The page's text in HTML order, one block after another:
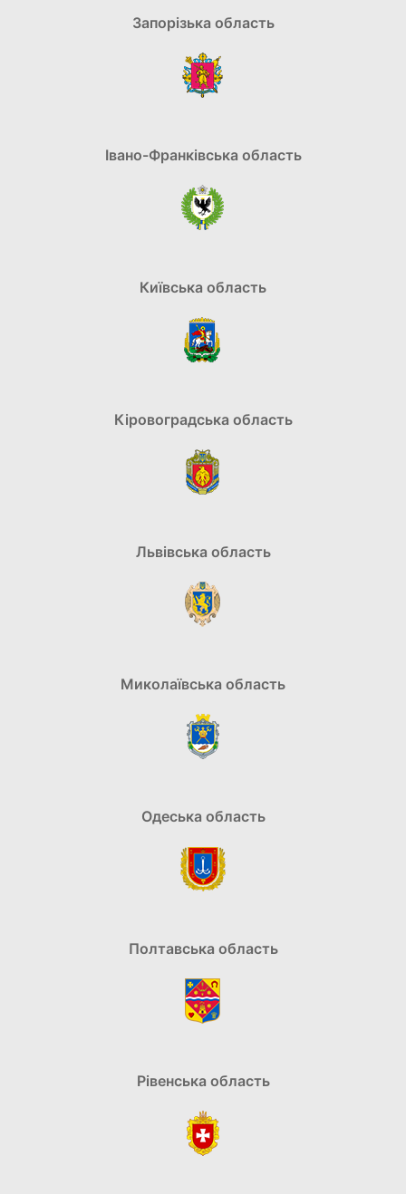
Запорізька область
Івано-Франківська область
Київська область
Кіровоградська область
Львівська область
Миколаївська область
Одеська область
Полтавська область
Рівенська область